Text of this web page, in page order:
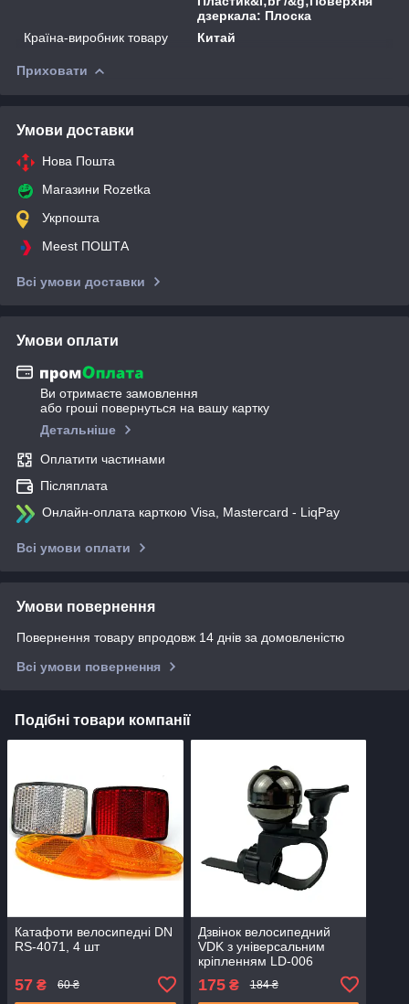
дзеркала: Плоска
Країна-виробник товару
Китай
Приховати
Умови доставки
Нова Пошта
Магазини Rozetka
Укрпошта
Meest ПОШТА
Всі умови доставки
Умови оплати
Ви отримаєте замовлення
або гроші повернуться на вашу картку
Детальніше
Оплатити частинами
Післяплата
Онлайн-оплата карткою Visa, Mastercard - LiqPay
Всі умови оплати
Умови повернення
Повернення товару впродовж 14 днів за домовленістю
Всі умови повернення
Подібні товари компанії
Катафоти велосипедні DN
RS-4071, 4 шт
57 ₴ 60 ₴
Дзвінок велосипедний
VDK з універсальним
кріпленням LD-006
175₴ 184 ₴